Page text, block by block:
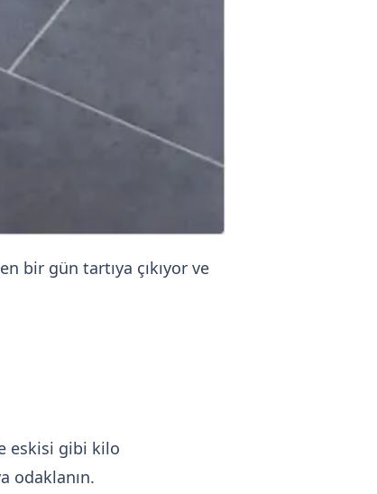
bir gün tartıya çıkıyor ve
eskisi gibi kilo
odaklanın.